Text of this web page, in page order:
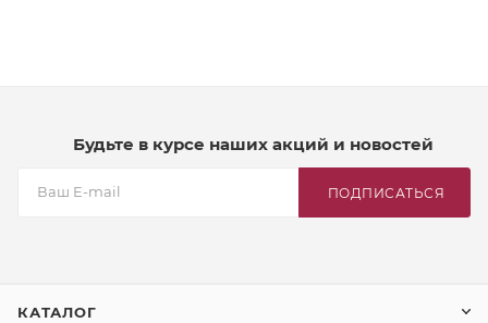
Будьте в курсе наших акций и новостей
ПОДПИСАТЬСЯ
КАТАЛОГ